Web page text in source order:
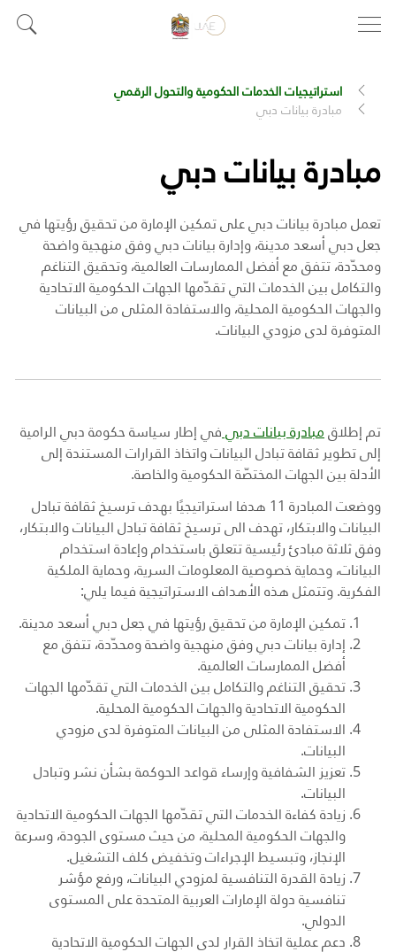
استراتيجيات الخدمات الحكومية والتحول الرقمي
مبادرة بيانات دبي
مبادرة بيانات دبي
تعمل مبادرة بيانات دبي على تمكين الإمارة من تحقيق رؤيتها في
جعل دبي أسعد مدينة، وإدارة بيانات دبي وفق منهجية واضحة
ومحدّدة، تتفق مع أفضل الممارسات العالمية، وتحقيق التناغم
والتكامل بين الخدمات التي تقدّمها الجهات الحكومية الاتحادية
والجهات الحكومية المحلية، والاستفادة المثلى من البيانات
المتوفرة لدى مزودي البيانات.
تم إطلاق مبادرة بيانات دبي في إطار سياسة حكومة دبي الرامية
إلى تطوير ثقافة تبادل البيانات واتخاذ القرارات المستندة إلى
الأدلة بين الجهات المختصّة الحكومية والخاصة.
ووضعت المبادرة 11 هدفا استراتيجيًا بهدف ترسيخ ثقافة تبادل
البيانات والابتكار، تهدف الى ترسيخ ثقافة تبادل البيانات والابتكار،
وفق ثلاثة مبادئ رئيسية تتعلق باستخدام وإعادة استخدام
البيانات، وحماية خصوصية المعلومات السرية، وحماية الملكية
الفكرية. وتتمثل هذه الأهداف الاستراتيجية فيما يلي:
تمكين الإمارة من تحقيق رؤيتها في جعل دبي أسعد مدينة.
إدارة بيانات دبي وفق منهجية واضحة ومحدّدة، تتفق مع
أفضل الممارسات العالمية.
تحقيق التناغم والتكامل بين الخدمات التي تقدّمها الجهات
الحكومية الاتحادية والجهات الحكومية المحلية.
الاستفادة المثلى من البيانات المتوفرة لدى مزودي
البيانات.
تعزيز الشفافية وإرساء قواعد الحوكمة بشأن نشر وتبادل
البيانات.
زيادة كفاءة الخدمات التي تقدّمها الجهات الحكومية الاتحادية
والجهات الحكومية المحلية، من حيث مستوى الجودة، وسرعة
الإنجاز، وتبسيط الإجراءات وتخفيض كلف التشغيل.
زيادة القدرة التنافسية لمزودي البيانات، ورفع مؤشر
تنافسية دولة الإمارات العربية المتحدة على المستوى
الدولي.
دعم عملية اتخاذ القرار لدى الجهات الحكومية الاتحادية